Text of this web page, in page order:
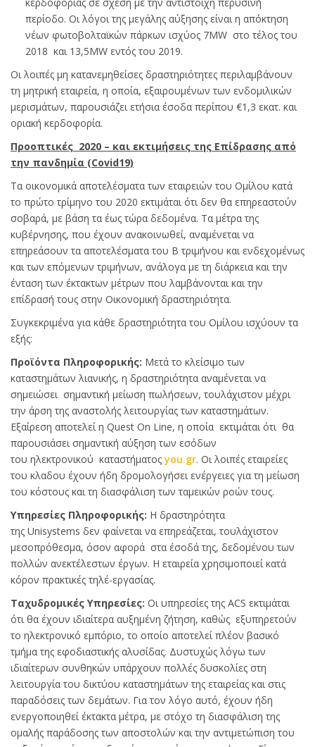
περίοδο. Οι λόγοι της μεγάλης αύξησης είναι η απόκτηση
νέων φωτοβολταϊκών πάρκων ισχύος 7ΜW στο τέλος του
2018 και 13,5MW εντός του 2019.
Οι λοιπές μη κατανεμηθείσες δραστηριότητες περιλαμβάνουν
τη μητρική εταιρεία, η οποία, εξαιρουμένων των ενδομιλικών
μερισμάτων, παρουσιάζει ετήσια έσοδα περίπου €1,3 εκατ. και
οριακή κερδοφορία.
Προοπτικές 2020 – και εκτιμήσεις της Eπίδρασης από
την πανδημία (Covid19)
Τα οικονομικά αποτελέσματα των εταιρειών του Ομίλου κατά
το πρώτο τρίμηνο του 2020 εκτιμάται ότι δεν θα επηρεαστούν
σοβαρά, με βάση τα έως τώρα δεδομένα. Τα μέτρα της
κυβέρνησης, που έχουν ανακοινωθεί, αναμένεται να
επηρεάσουν τα αποτελέσματα του Β τριμήνου και ενδεχομένως
και των επόμενων τριμήνων, ανάλογα με τη διάρκεια και την
ένταση των έκτακτων μέτρων που λαμβάνονται και την
επίδρασή τους στην Οικονομική δραστηριότητα.
Συγκεκριμένα για κάθε δραστηριότητα του Ομίλου ισχύουν τα
εξής:
Προϊόντα Πληροφορικής: Μετά το κλείσιμο των
καταστημάτων λιανικής, η δραστηριότητα αναμένεται να
σημειώσει σημαντική μείωση πωλήσεων, τουλάχιστον μέχρι
την άρση της αναστολής λειτουργίας των καταστημάτων.
Εξαίρεση αποτελεί η Quest On Line, η οποία εκτιμάται ότι θα
παρουσιάσει σημαντική αύξηση των εσόδων
του ηλεκτρονικού καταστήματοςyou.gr. Οι λοιπές εταιρείες
του κλαδου έχουν ήδη δρομολογήσει ενέργειες για τη μείωση
του κόστους και τη διασφάλιση των ταμεικών ροών τους.
Υπηρεσίες Πληροφορικής: H δραστηρότητα
της Unisystems δεν φαίνεται να επηρεάζεται, τουλάχιστον
μεσοπρόθεσμα, όσον αφορά στα έσοδά της, δεδομένου των
πολλών ανεκτέλεστων έργων. Η εταιρεία χρησιμοποιεί κατά
κόρον πρακτικές τηλέ-εργασίας.
Ταχυδρομικές Υπηρεσίες: Οι υπηρεσίες της ACS εκτιμάται
ότι θα έχουν ιδιαίτερα αυξημένη ζήτηση, καθώς εξυπηρετούν
το ηλεκτρονικό εμπόριο, το οποίο αποτελεί πλέον βασικό
τμήμα της εφοδιαστικής αλυσίδας. Δυστυχώς λόγω των
ιδιαίτερων συνθηκών υπάρχουν πολλές δυσκολίες στη
λειτουργία του δικτύου καταστημάτων της εταιρείας και στις
παραδόσεις των δεμάτων. Για τον λόγο αυτό, έχουν ήδη
ενεργοποιηθεί έκτακτα μέτρα, με στόχο τη διασφάλιση της
ομαλής παράδοσης των αποστολών και την αντιμετώπιση του